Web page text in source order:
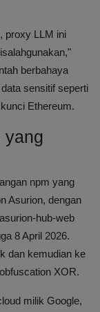
proxy LLM ini
berbahaya
sensitif seperti
Ethereum.
yang
npm yang
Asurion, dengan
hub-web
8 April 2026.
dan kemudian ke
XOR.
milik Google,